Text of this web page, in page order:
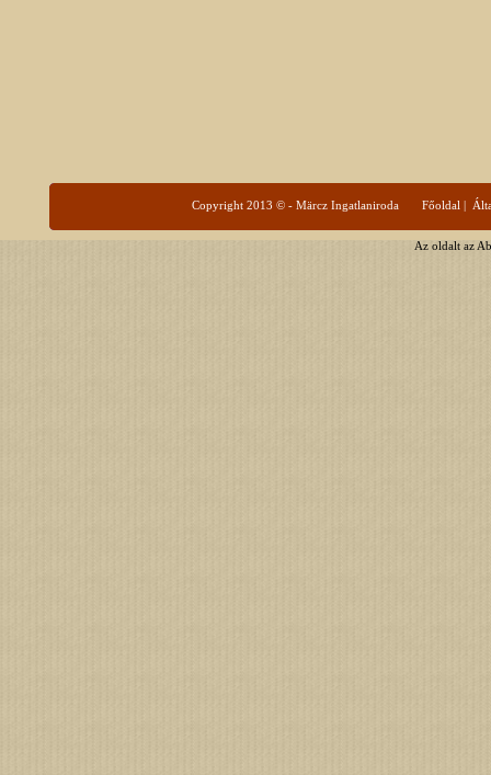
Copyright 2013 © - Märcz Ingatlaniroda Főoldal |
Az oldalt az